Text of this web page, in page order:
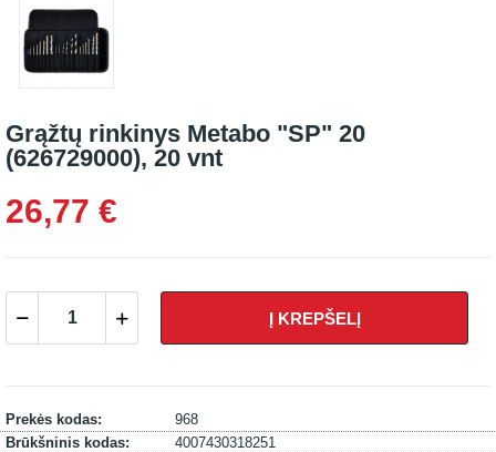
Grąžtų rinkinys Metabo "SP" 20
(626729000), 20 vnt
26,77 €
Į KREPŠELĮ
Prekės kodas:
968
Brūkšninis kodas:
4007430318251